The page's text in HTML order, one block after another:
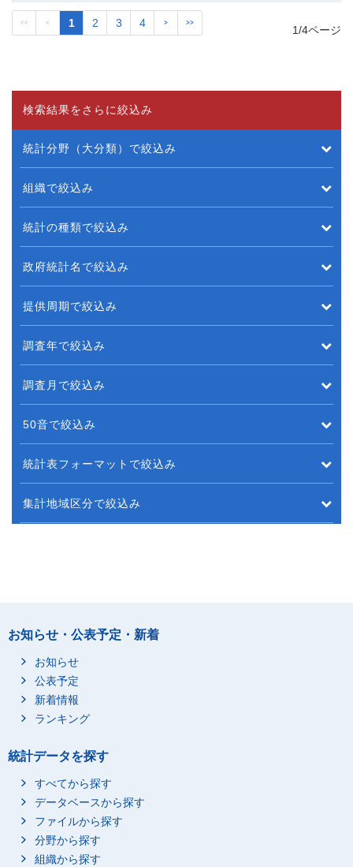
<< < 1 2 3 4 > >>
1/4ページ
検索結果をさらに絞込み
統計分野（大分類）で絞込み
組織で絞込み
統計の種類で絞込み
政府統計名で絞込み
提供周期で絞込み
調査年で絞込み
調査月で絞込み
50音で絞込み
統計表フォーマットで絞込み
集計地域区分で絞込み
お知らせ・公表予定・新着
お知らせ
公表予定
新着情報
ランキング
統計データを探す
すべてから探す
データベースから探す
ファイルから探す
分野から探す
組織から探す